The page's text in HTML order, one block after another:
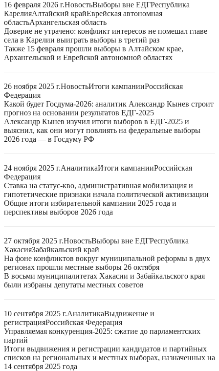
16 февраля 2026 г.НовостьВыборы вне ЕДГРеспублика
КарелияАлтайский крайЕврейская автономная
областьАрхангельская область
Доверие не утрачено: конфликт интересов не помешал главе
села в Карелии выиграть выборы в третий раз
Также 15 февраля прошли выборы в Алтайском крае,
Архангельской и Еврейской автономной областях
26 ноября 2025 г.НовостьИтоги кампанииРоссийская
Федерация
Какой будет Госдума-2026: аналитик Александр Кынев строит
прогноз на основании результатов ЕДГ-2025
Александр Кынев изучил итоги выборов в ЕДГ-2025 и
выяснил, как они могут повлиять на федеральные выборы
2026 года — в Госдуму РФ
24 ноября 2025 г.АналитикаИтоги кампанииРоссийская
Федерация
Ставка на статус-кво, административная мобилизация и
гипотетические признаки начала политической активизации
Общие итоги избирательной кампании 2025 года и
перспективы выборов 2026 года
27 октября 2025 г.НовостьВыборы вне ЕДГРеспублика
ХакасияЗабайкальский край
На фоне конфликтов вокруг муниципальной реформы в двух
регионах прошли местные выборы 26 октября
В восьми муниципалитетах Хакасии и Забайкальского края
были избраны депутаты местных советов
10 сентября 2025 г.АналитикаВыдвижение и
регистрацияРоссийская Федерация
Управляемая конкуренция-2025: сжатие до парламентских
партий
Итоги выдвижения и регистрации кандидатов и партийных
списков на региональных и местных выборах, назначенных на
14 сентября 2025 года